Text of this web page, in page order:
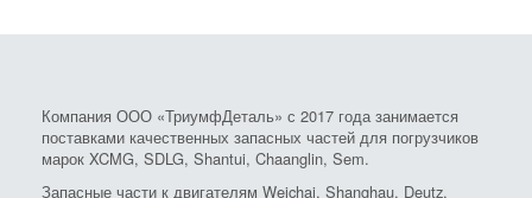
Компания ООО «ТриумфДеталь» с 2017 года занимается
поставками качественных запасных частей для погрузчиков
марок XCMG, SDLG, Shantui, Chaanglin, Sem.
Запасные части к двигателям Weichai, Shanghau, Deutz,